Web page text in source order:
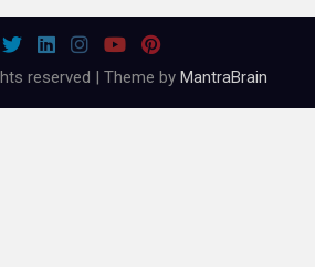
reserved | Theme by MantraBrain